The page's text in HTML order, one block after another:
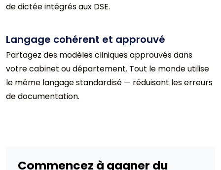
de dictée intégrés aux DSE.
Langage cohérent et approuvé
Partagez des modèles cliniques approuvés dans
votre cabinet ou département. Tout le monde utilise
le même langage standardisé — réduisant les erreurs
de documentation.
Commencez à gagner du